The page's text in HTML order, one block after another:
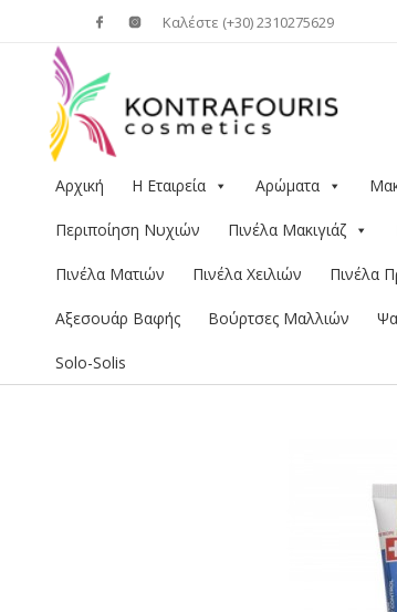
Καλέστε (+30) 2310275629
Αρχική Η Εταιρεία Αρώματα
Περιποίηση Νυχιών Πινέλα Μακιγιάζ
Πινέλα Ματιών Πινέλα Χειλιών Πινέλα
Αξεσουάρ Βαφής Βούρτσες Μαλλιών
Solo-Solis